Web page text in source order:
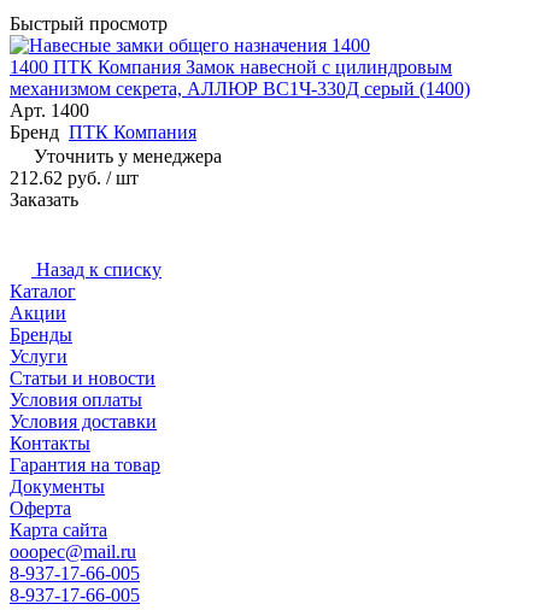
Быстрый просмотр
1400 ПТК Компания Замок навесной с цилиндровым
механизмом секрета, АЛЛЮР ВС1Ч-330Д серый (1400)
Арт. 1400
Бренд ПТК Компания
Уточнить у менеджера
212.62 руб. / шт
Заказать
Назад к списку
Каталог
Акции
Бренды
Услуги
Статьи и новости
Условия оплаты
Условия доставки
Контакты
Гарантия на товар
Документы
Оферта
Карта сайта
ooopec@mail.ru
8-937-17-66-005
8-937-17-66-005